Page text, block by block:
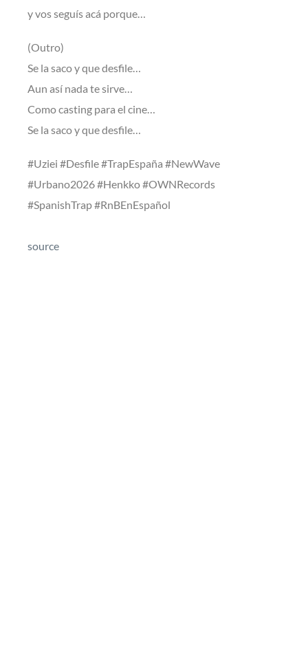
y vos seguís acá porque…
(Outro)
Se la saco y que desfile…
Aun así nada te sirve…
Como casting para el cine…
Se la saco y que desfile…
#Uziei #Desfile #TrapEspaña #NewWave
#Urbano2026 #Henkko #OWNRecords
#SpanishTrap #RnBEnEspañol
source